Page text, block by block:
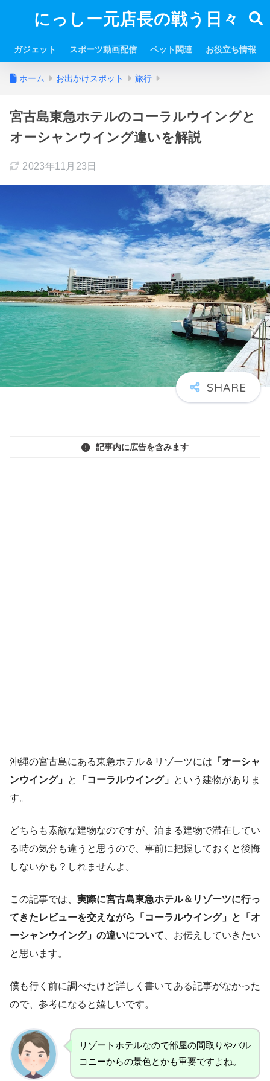
にっしー元店長の戦う日々
ガジェット スポーツ動画配信 ペット関連 お役立ち情報
ホーム お出かけスポット 旅行
宮古島東急ホテルのコーラルウイングと
オーシャンウイング違いを解説
2023年11月23日
記事内に広告を含みます
沖縄の宮古島にある東急ホテル＆リゾーツには 「オーシャ
ンウイング」 と 「コーラルウイング」 という建物がありま
す。
どちらも素敵な建物なのですが、泊まる建物で滞在してい
る時の気分も違うと思うので、事前に把握しておくと後悔
しないかも？しれませんよ。
この記事では、 実際に宮古島東急ホテル＆リゾーツに行っ
てきたレビューを交えながら「コーラルウイング」と「オ
ーシャンウイング」の違いについて 、お伝えしていきたい
と思います。
僕も行く前に調べたけど詳しく書いてある記事がなかった
ので、参考になると嬉しいです。
リゾートホテルなので部屋の間取りやバル
コニーからの景色とかも重要ですよね。